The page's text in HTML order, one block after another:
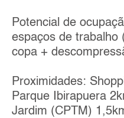
Potencial de
espaços de trabalho
copa +
Proximidades:
Parque Ibirapuera
Jardim (CPTM)